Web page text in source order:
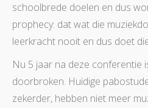
schoolbrede doelen en dus
prophecy: dat wat die
leerkracht nooit en dus doet
Nu 5 jaar na deze conferentie
doorbroken. Huidige
zekerder, hebben niet meer